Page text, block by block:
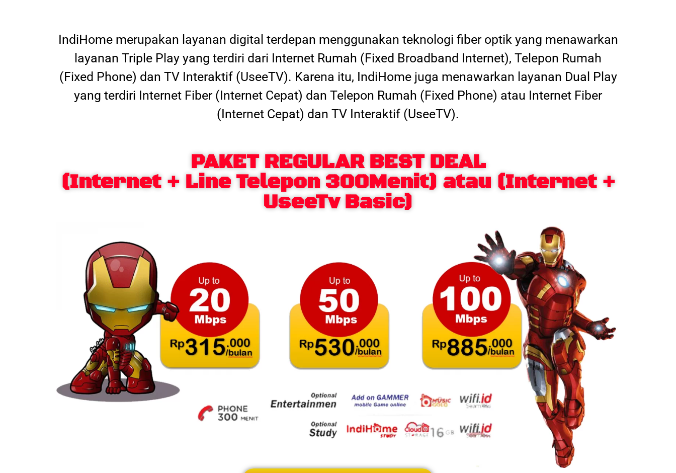
IndiHome merupakan layanan digital terdepan menggunakan teknologi fiber optik yang menawarkan
layanan Triple Play yang terdiri dari Internet Rumah (Fixed Broadband Internet), Telepon Rumah
(Fixed Phone) dan TV Interaktif (UseeTV). Karena itu, IndiHome juga menawarkan layanan Dual Play
yang terdiri Internet Fiber (Internet Cepat) dan Telepon Rumah (Fixed Phone) atau Internet Fiber
(Internet Cepat) dan TV Interaktif (UseeTV).
PAKET REGULAR BEST DEAL
(Internet + Line Telepon 300Menit) atau (Internet +
UseeTv Basic)